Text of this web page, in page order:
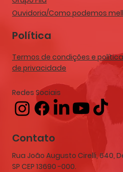
Ouvidoria/Como podemos
Política
Termos de condições e política
de privacidade
Redes Sociais
Contato
Rua João Augusto Cirelli, 640,
SP CEP 13690 -000.